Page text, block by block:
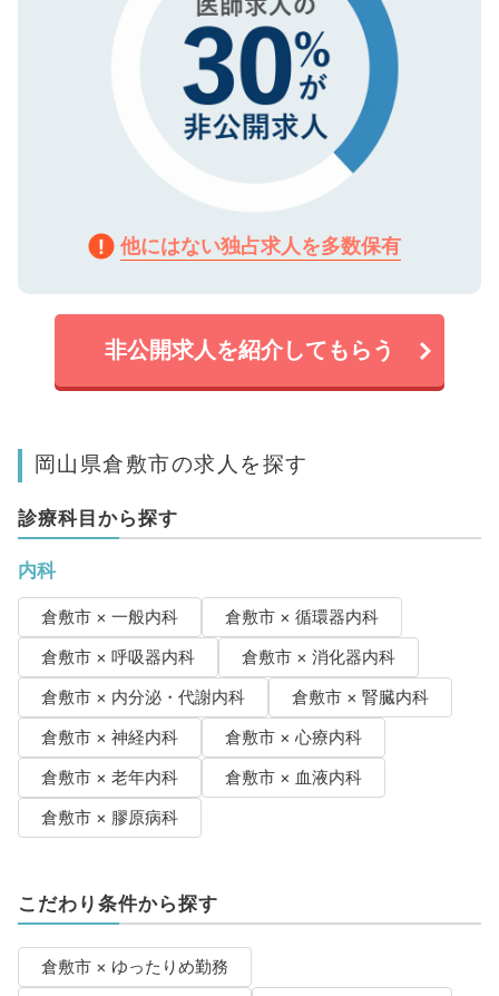
他にはない独占求人を多数保有
非公開求人を紹介してもらう
岡山県倉敷市の求人を探す
診療科目から探す
内科
倉敷市 × 一般内科
倉敷市 × 循環器内科
倉敷市 × 呼吸器内科
倉敷市 × 消化器内科
倉敷市 × 内分泌・代謝内科
倉敷市 × 腎臓内科
倉敷市 × 神経内科
倉敷市 × 心療内科
倉敷市 × 老年内科
倉敷市 × 血液内科
倉敷市 × 膠原病科
こだわり条件から探す
倉敷市 × ゆったりめ勤務